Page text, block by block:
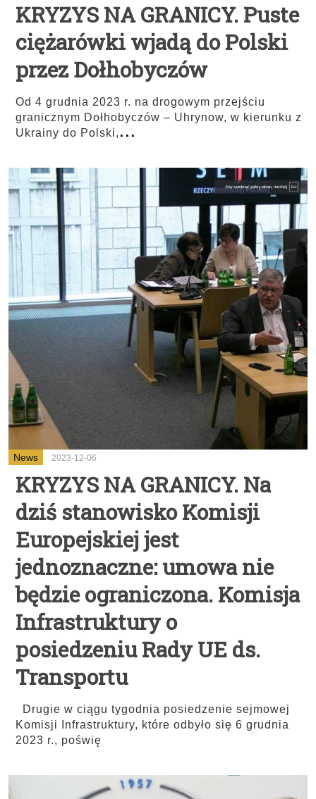
KRYZYS NA GRANICY. Puste
ciężarówki wjadą do Polski
przez Dołhobyczów
Od 4 grudnia 2023 r. na drogowym przejściu
granicznym Dołhobyczów – Uhrynow, w kierunku z
Ukrainy do Polski,...
News 2023-12-06
​​​​​​​KRYZYS NA GRANICY. Na
dziś stanowisko Komisji
Europejskiej jest
jednoznaczne: umowa nie
będzie ograniczona. Komisja
Infrastruktury o
posiedzeniu Rady UE ds.
Transportu
Drugie w ciągu tygodnia posiedzenie sejmowej
Komisji Infrastruktury, które odbyło się 6 grudnia
2023 r., poświę